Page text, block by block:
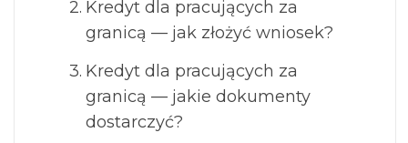
Kredyt dla pracujących za
granicą — jak złożyć wniosek?
Kredyt dla pracujących za
granicą — jakie dokumenty
dostarczyć?